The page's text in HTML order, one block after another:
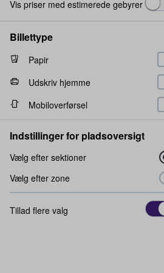
Vis priser med estimerede gebyrer
Billettype
Papir
Udskriv hjemme
Mobiloverførsel
Indstillinger for pladsoversigt
Vælg efter sektioner
Vælg efter zone
Tillad flere valg